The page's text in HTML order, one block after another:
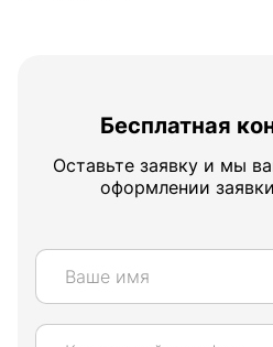
Бесплатная
Оставьте заявку и мы
оформлении